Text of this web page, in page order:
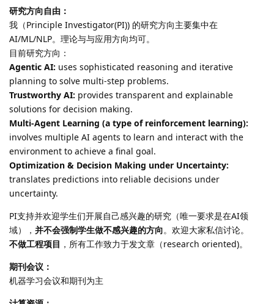
研究方向自由：
我（Principle Investigator(PI)) 的研究方向主要集中在
AI/ML/NLP。理论与与应用方向均可。
目前研究方向：
Agentic AI: uses sophisticated reasoning and iterative
planning to solve multi-step problems.
Trustworthy AI: provides transparent and explainable
solutions for decision making.
Multi-Agent Learning (a type of reinforcement learning):
involves multiple AI agents to learn and interact with the
environment to achieve a final goal.
Optimization & Decision Making under Uncertainty:
translates predictions into reliable decisions under
uncertainty.
PI支持并欢迎学生们开展自己感兴趣的研究（唯一要求是在AI领
域）， 并不会强制学生做不感兴趣的方向。欢迎大家私信讨论。
不做工程项目 ，所有工作致力于发文章（research oriented)。
期刊会议：
机器学习会议和期刊为主